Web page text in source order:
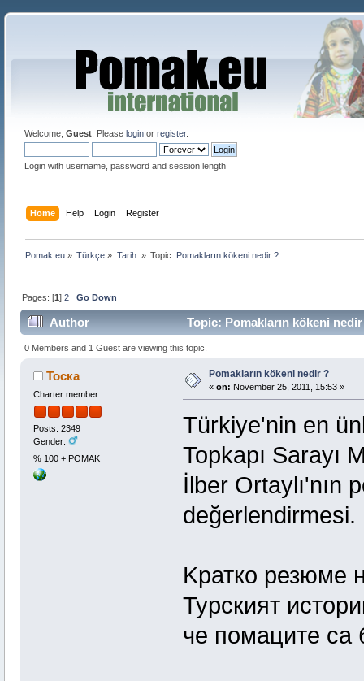
Welcome, Guest. Please loginor register.
Login with username, password and session length
Home Help Login Register
Pomak.eu » Türkçe » Tarih » Topic: Pomakların kökeni nedir ?
Pages: [1]2 Go Down
Author Topic: Pomakların kökeni
0 Members and 1 Guest are viewing this topic.
Тоска
Charter member
Posts: 2349
Gender:
% 100 + POMAK
Pomakların kökeni nedir ?
« on: November 25, 2011, 15:53 »
Türkiye'nin en
Topkapı Sarayı
İlber Ortaylı'nın
değerlendirmesi.
Kратко резюме
Турският
че помаците са